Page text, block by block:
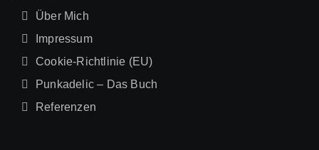
Über Mich
Impressum
Cookie-Richtlinie (EU)
Punkadelic – Das Buch
Referenzen